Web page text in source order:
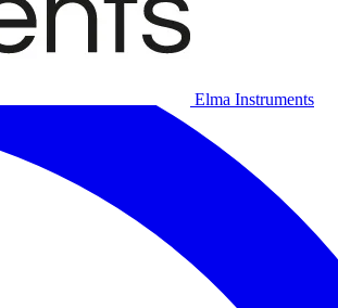
Elma Instruments